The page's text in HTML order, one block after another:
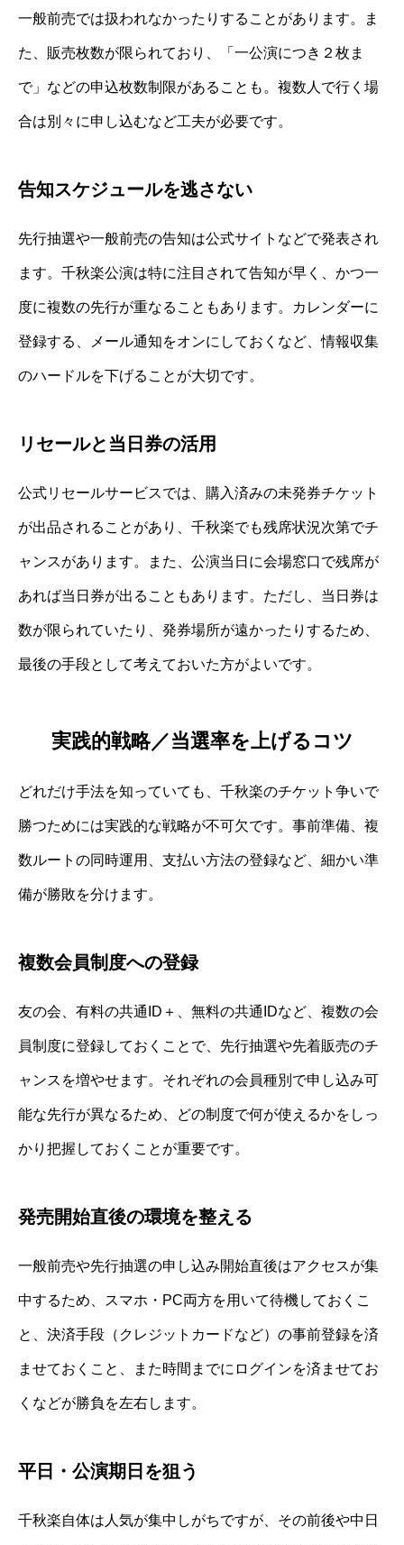
一般前売では扱われなかったりすることがあります。ま
た、販売枚数が限られており、「一公演につき２枚ま
で」などの申込枚数制限があることも。複数人で行く場
合は別々に申し込むなど工夫が必要です。
告知スケジュールを逃さない
先行抽選や一般前売の告知は公式サイトなどで発表され
ます。千秋楽公演は特に注目されて告知が早く、かつ一
度に複数の先行が重なることもあります。カレンダーに
登録する、メール通知をオンにしておくなど、情報収集
のハードルを下げることが大切です。
リセールと当日券の活用
公式リセールサービスでは、購入済みの未発券チケット
が出品されることがあり、千秋楽でも残席状況次第でチ
ャンスがあります。また、公演当日に会場窓口で残席が
あれば当日券が出ることもあります。ただし、当日券は
数が限られていたり、発券場所が遠かったりするため、
最後の手段として考えておいた方がよいです。
実践的戦略／当選率を上げるコツ
どれだけ手法を知っていても、千秋楽のチケット争いで
勝つためには実践的な戦略が不可欠です。事前準備、複
数ルートの同時運用、支払い方法の登録など、細かい準
備が勝敗を分けます。
複数会員制度への登録
友の会、有料の共通ID＋、無料の共通IDなど、複数の会
員制度に登録しておくことで、先行抽選や先着販売のチ
ャンスを増やせます。それぞれの会員種別で申し込み可
能な先行が異なるため、どの制度で何が使えるかをしっ
かり把握しておくことが重要です。
発売開始直後の環境を整える
一般前売や先行抽選の申し込み開始直後はアクセスが集
中するため、スマホ・PC両方を用いて待機しておくこ
と、決済手段（クレジットカードなど）の事前登録を済
ませておくこと、また時間までにログインを済ませてお
くなどが勝負を左右します。
平日・公演期日を狙う
千秋楽自体は人気が集中しがちですが、その前後や中日